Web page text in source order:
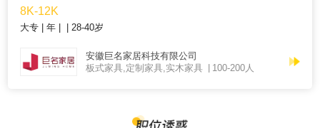
8K-12K
大专 年 28-40岁
安徽巨名家居科技有限公司
板式家具,定制家具,实木家具
100-200人